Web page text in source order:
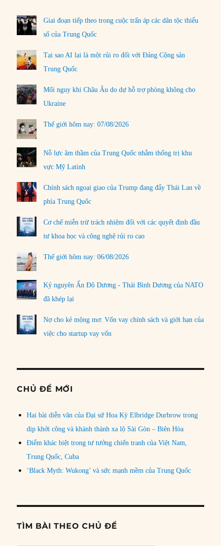
Giai đoạn tiếp theo trong cuộc trấn áp các dân tộc thiểu
số của Trung Quốc
Tại sao AI lại là một rủi ro đối với Đảng Cộng sản
Trung Quốc
Mối nguy khi Châu Âu do dự hỗ trợ phòng không cho
Ukraine
Thế giới hôm nay: 07/08/2026
Nỗ lực âm thầm của Trung Quốc nhằm thống trị khu
vực Mỹ Latinh
Chính sách ngoại giao của Trump đang đẩy Thái Lan về
phía Trung Quốc
Cơ chế miễn trừ trách nhiệm đối với các quyết định đầu
tư khoa học và công nghệ rủi ro cao
Thế giới hôm nay: 06/08/2026
Kỷ nguyên Ấn Độ Dương - Thái Bình Dương của NATO
đã khép lại
Nợ cho kẻ mộng mơ: Vốn vay chính sách và giới hạn của
việc cho startup vay vốn
CHỦ ĐỀ MỚI
Hai bài diễn văn của Đại sứ Hoa Kỳ Elbridge Durbrow trong
dịp khởi công và khánh thành xa lộ Sài Gòn – Biên Hòa
Điểm khác biệt trong tư tưởng chiến tranh của Việt Nam,
Trung Quốc, Cuba
‘Black Myth: Wukong’ và sức mạnh mềm của Trung Quốc
TÌM BÀI THEO CHỦ ĐỀ